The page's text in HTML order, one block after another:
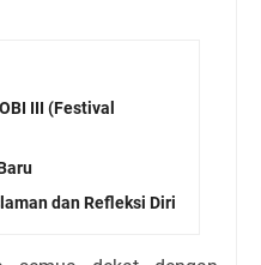
III (Festival
dan Refleksi Diri